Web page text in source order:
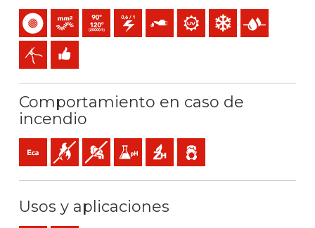
Unipolar Conductor flexible (clase 5) mm2
Temperatura máx. servicio: 90ºC (120ºC 20.000h) /
0,6/1 (1,2) kV C.A / 1,5 (1,8) kV C.C
Resistencia al aceite
Resistencia a los rayos UV
Resistencia al frío
Presencia de
Fácil peladoFácil instalación
Comportamiento en caso de
incendio
Eca (reacción al fuego)
No propagador de la llama
Baja emisión y opacidad de los humos
Baja acidez y conductividad gases: pH<4,3
Libre de halógenos
Baja emisión de gases tóxicos
Usos y aplicaciones